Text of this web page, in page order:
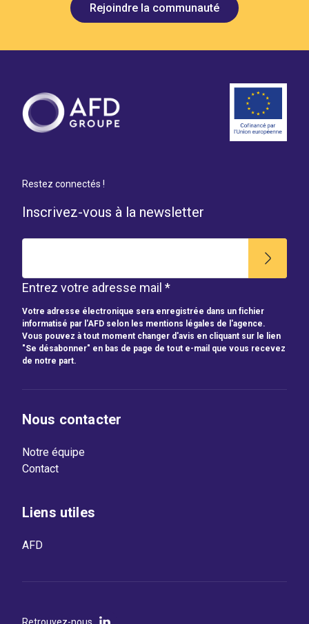
Rejoindre la communauté
Restez connectés !
Inscrivez-vous à la newsletter
Entrez votre adresse mail *
Votre adresse électronique sera enregistrée dans un fichier
informatisé par l'AFD selon les mentions légales de l'agence.
Vous pouvez à tout moment changer d'avis en cliquant sur le lien
"Se désabonner" en bas de page de tout e-mail que vous recevez
de notre part.
Nous contacter
Notre équipe
Contact
Liens utiles
AFD